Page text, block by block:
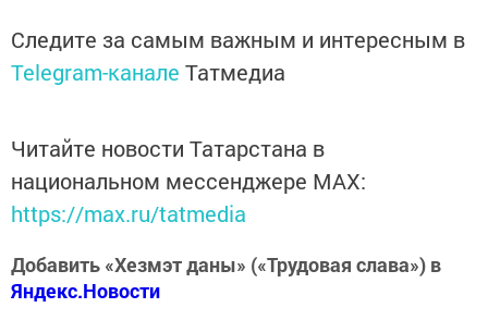
Следите за самым важным и интересным в
Telegram-канале Татмедиа
Читайте новости Татарстана в
национальном мессенджере MАХ:
https://max.ru/tatmedia
Добавить «Хезмэт даны» («Трудовая слава») в
Яндекс.Новости